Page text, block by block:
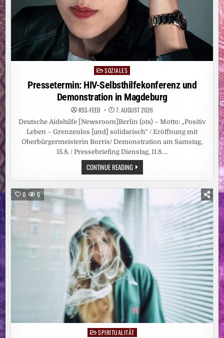
Posted
in
SOZIALES
Pressetermin: HIV-Selbsthilfekonferenz und
Demonstration in Magdeburg
RSS-FEED 7. AUGUST 2026
Deutsche Aidshilfe [Newsroom]Berlin (ots) – Motto: „Positiv
Leben – Grenzenlos [und] solidarisch“ / Eröffnung mit
Oberbürgermeisterin Borris/ Demonstration am Samstag,
15.8. / Pressebriefing Dienstag, 11.8….
CONTINUE READINGPRESSETERMIN:
HIV-
SELBSTHILFEKONFERENZ
UND
DEMONSTRATION
IN
MAGDEBURG
0 6
PostedSPIRITUALITÄT